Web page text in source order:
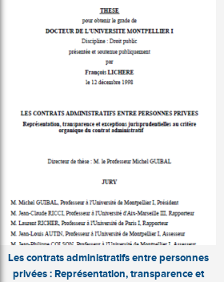
Les contrats administratifs entre personnes
privées : Représentation, transparence et